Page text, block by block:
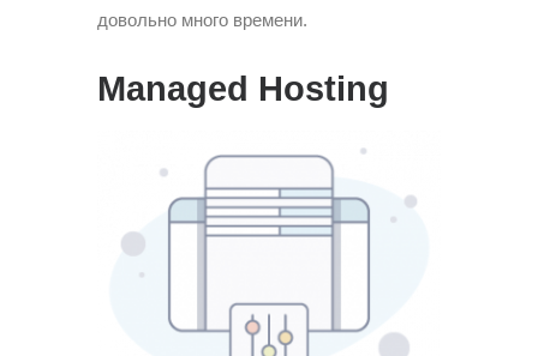
довольно много времени.
Managed Hosting